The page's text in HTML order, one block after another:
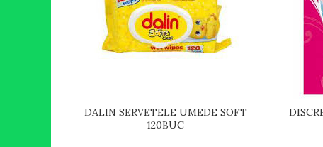
DALIN SERVETELE UMEDE SOFT
120BUC